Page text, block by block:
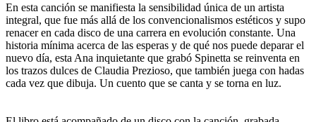
En esta canción se manifiesta la sensibilidad única de un artista
integral, que fue más allá de los convencionalismos estéticos y supo
renacer en cada disco de una carrera en evolución constante. Una
historia mínima acerca de las esperas y de qué nos puede deparar el
nuevo día, esta Ana inquietante que grabó Spinetta se reinventa en
los trazos dulces de Claudia Prezioso, que también juega con hadas
cada vez que dibuja. Un cuento que se canta y se torna en luz.